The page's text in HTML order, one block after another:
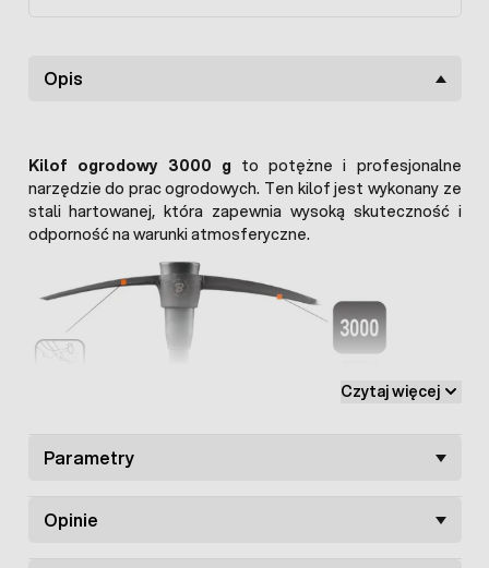
Opis
Kilof ogrodowy 3000 g to potężne i profesjonalne
narzędzie do prac ogrodowych. Ten kilof jest wykonany ze
stali hartowanej, która zapewnia wysoką skuteczność i
odporność na warunki atmosferyczne.
Czytaj więcej
Parametry
Opinie